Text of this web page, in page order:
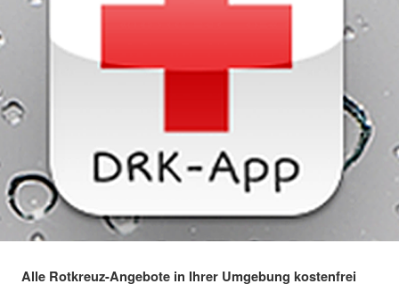
Alle Rotkreuz-Angebote in Ihrer Umgebung kostenfrei